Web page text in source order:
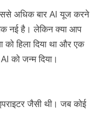
अधिक बार AI यूज करने
नई है। लेकिन क्या आप
हिला दिया था और एक
को जन्म दिया।
जैसी थी। जब कोई